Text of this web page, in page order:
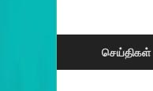
செய்திகள்